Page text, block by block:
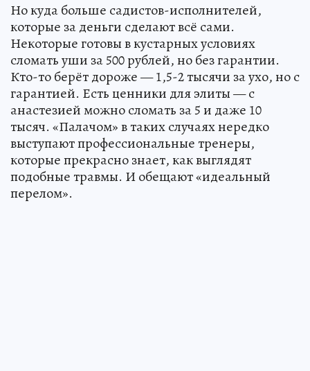
Но куда больше садистов-исполнителей,
которые за деньги сделают всё сами.
Некоторые готовы в кустарных условиях
сломать уши за 500 рублей, но без гарантии.
Кто-то берёт дороже — 1,5-2 тысячи за ухо, но с
гарантией. Есть ценники для элиты — с
анастезией можно сломать за 5 и даже 10
тысяч. «Палачом» в таких случаях нередко
выступают профессиональные тренеры,
которые прекрасно знает, как выглядят
подобные травмы. И обещают «идеальный
перелом».